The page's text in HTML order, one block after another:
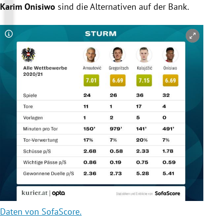
Karim Onisiwo sind die Alternativen auf der Bank.
Copyright-Hinweis öffnen/schließen
Daten von SofaScore.